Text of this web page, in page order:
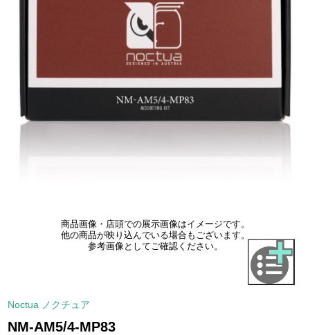
商品画像・店頭での展示画像はイメージです。
他の商品が映り込んでいる場合もございます。
参考画像としてご確認ください。
Noctua ノクチュア
NM-AM5/4-MP83